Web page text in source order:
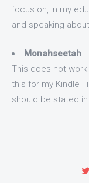
focus on, in my
and speaking
Monahseetah -
This does not
this for my Kindle
should be stated